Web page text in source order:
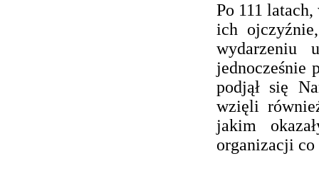
Po 111
ich
wydarzeniu
jednocześnie
podjął się
wzięli
jakim
organizacji